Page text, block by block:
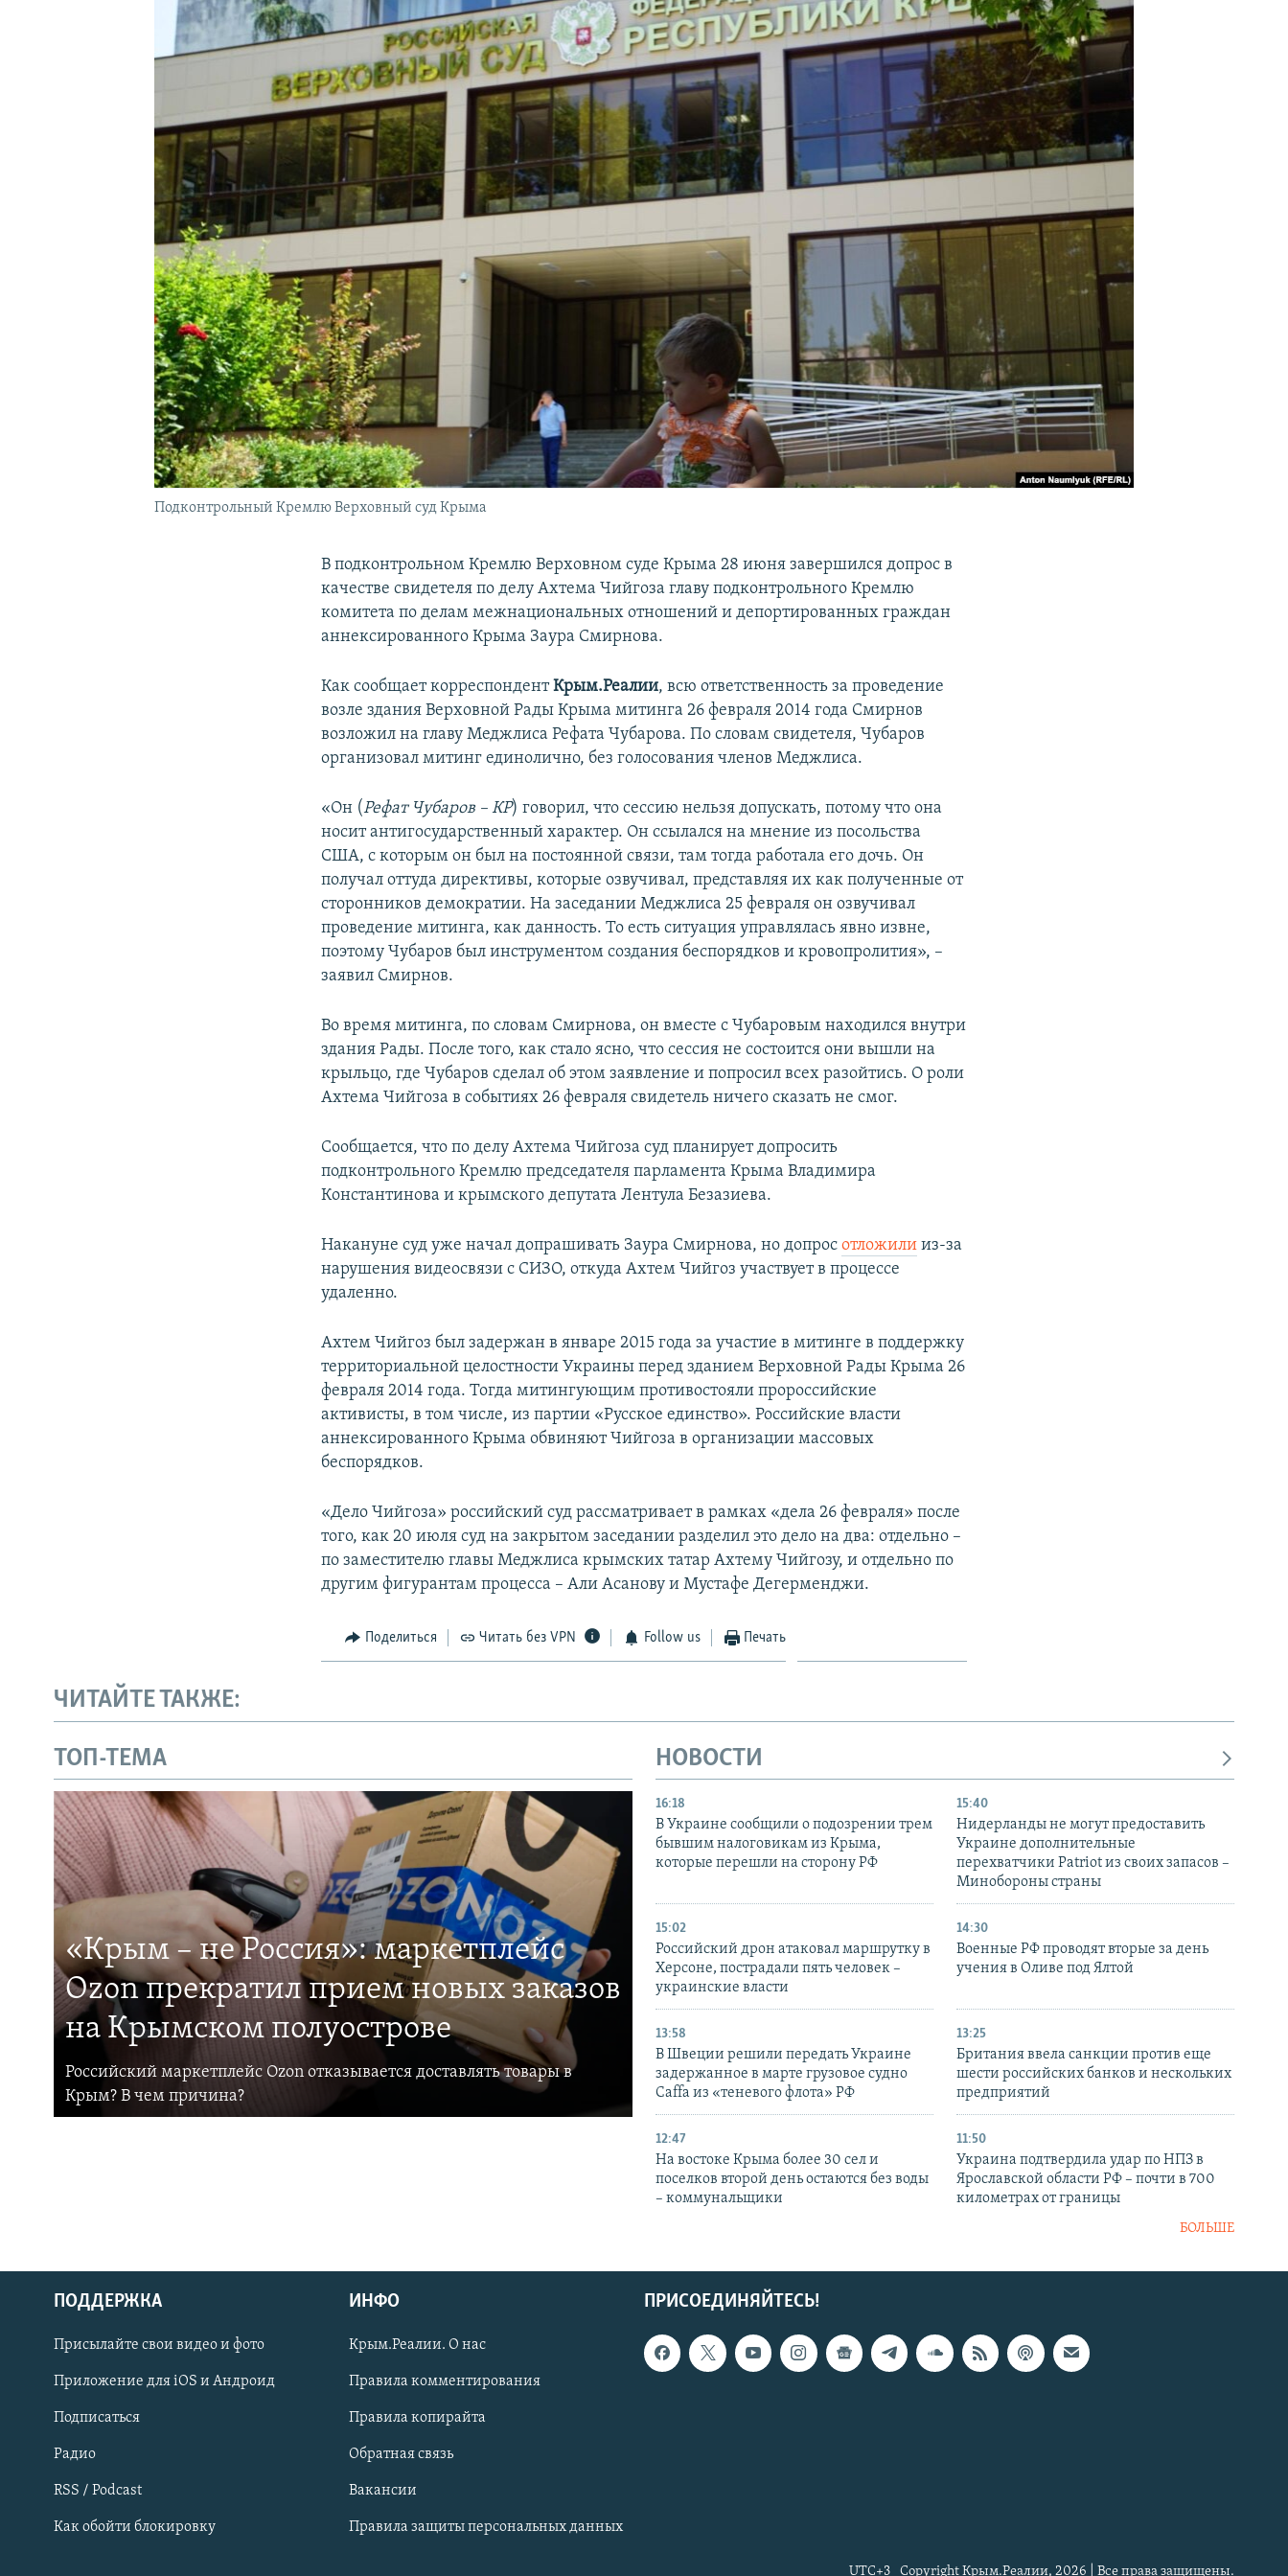
Українською
Qırımtatar
ПРИСОЕДИНЯЙТЕСЬ!
Подконтрольный Кремлю Верховный суд Крыма
В подконтрольном Кремлю Верховном суде Крыма 28 июня завершился допрос в
качестве свидетеля по делу Ахтема Чийгоза главу подконтрольного Кремлю
комитета по делам межнациональных отношений и депортированных граждан
аннексированного Крыма Заура Смирнова.
Как сообщает корреспондентКрым.Реалии, всю ответственность за проведение
возле здания Верховной Рады Крыма митинга 26 февраля 2014 года Смирнов
возложил на главу Меджлиса Рефата Чубарова. По словам свидетеля, Чубаров
организовал митинг единолично, без голосования членов Меджлиса.
«Он (Рефат Чубаров – КР) говорил, что сессию нельзя допускать, потому что она
носит антигосударственный характер. Он ссылался на мнение из посольства
США, с которым он был на постоянной связи, там тогда работала его дочь. Он
получал оттуда директивы, которые озвучивал, представляя их как полученные от
сторонников демократии. На заседании Меджлиса 25 февраля он озвучивал
проведение митинга, как данность. То есть ситуация управлялась явно извне,
поэтому Чубаров был инструментом создания беспорядков и кровопролития», –
заявил Смирнов.
Во время митинга, по словам Смирнова, он вместе с Чубаровым находился внутри
здания Рады. После того, как стало ясно, что сессия не состоится они вышли на
крыльцо, где Чубаров сделал об этом заявление и попросил всех разойтись. О роли
Ахтема Чийгоза в событиях 26 февраля свидетель ничего сказать не смог.
Сообщается, что по делу Ахтема Чийгоза суд планирует допросить
подконтрольного Кремлю председателя парламента Крыма Владимира
Константинова и крымского депутата Лентула Безазиева.
Накануне суд уже начал допрашивать Заура Смирнова, но допросотложили из-за
нарушения видеосвязи с СИЗО, откуда Ахтем Чийгоз участвует в процессе
удаленно.
Ахтем Чийгоз был задержан в январе 2015 года за участие в митинге в поддержку
территориальной целостности Украины перед зданием Верховной Рады Крыма 26
февраля 2014 года. Тогда митингующим противостояли пророссийские
активисты, в том числе, из партии «Русское единство». Российские власти
аннексированного Крыма обвиняют Чийгоза в организации массовых
беспорядков.
«Дело Чийгоза» российский суд рассматривает в рамках «дела 26 февраля» после
того, как 20 июля суд на закрытом заседании разделил это дело на два: отдельно –
по заместителю главы Меджлиса крымских татар Ахтему Чийгозу, и отдельно по
другим фигурантам процесса – Али Асанову и Мустафе Дегерменджи.
Поделиться Читать без VPN Follow us Печать
ЧИТАЙТЕ ТАКЖЕ:
ТОП-ТЕМА
«Крым – не Россия»: маркетплейс
Ozon прекратил прием новых заказов
на Крымском полуострове
Российский маркетплейс Ozon отказывается доставлять товары в
Крым? В чем причина?
НОВОСТИ
16:18
В Украине сообщили о подозрении трем
бывшим налоговикам из Крыма,
которые перешли на сторону РФ
15:40
Нидерланды не могут предоставить
Украине дополнительные
перехватчики Patriot из своих запасов –
Минобороны страны
15:02
Российский дрон атаковал маршрутку в
Херсоне, пострадали пять человек –
украинские власти
14:30
Военные РФ проводят вторые за день
учения в Оливе под Ялтой
13:58
В Швеции решили передать Украине
задержанное в марте грузовое судно
Caffa из «теневого флота» РФ
13:25
Британия ввела санкции против еще
шести российских банков и нескольких
предприятий
12:47
На востоке Крыма более 30 сел и
поселков второй день остаются без воды
– коммунальщики
11:50
Украина подтвердила удар по НПЗ в
Ярославской области РФ – почти в 700
километрах от границы
БОЛЬШЕ
ПРИСОЕДИНЯЙТЕСЬ!
ПОДДЕРЖКА
Присылайте свои видео и фото
Приложение для iOS и Андроид
Подписаться
Радио
RSS / Podcast
Как обойти блокировку
ИНФО
Крым.Реалии. О нас
Правила комментирования
Правила копирайта
Обратная связь
Вакансии
Правила защиты персональных данных
Copyright Крым.Реалии, 2026 | Все права защищены.
UTC+3